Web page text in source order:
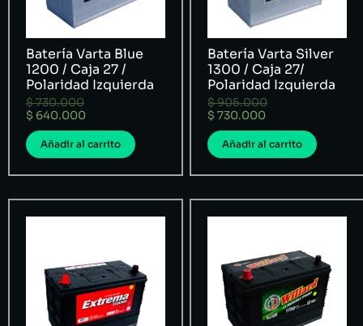
Batería Varta Blue
1200 / Caja 27 /
Polaridad Izquierda
$730.000
$ 640.000
Añadir al carrito
Batería Varta Silver
1300 / Caja 27/
Polaridad Izquierda
$905.000
$ 730.000
Añadir al carrito